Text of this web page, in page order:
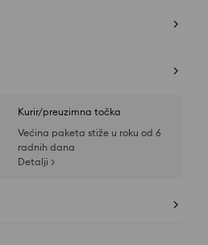
Kurir/preuzimna točka
Većina paketa stiže u roku od 6
radnih dana
Detalji >